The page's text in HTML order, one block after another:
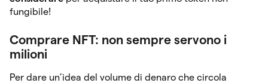
fungibile!
Comprare NFT: non sempre servono i
milioni
Per dare un’idea del volume di denaro che circola